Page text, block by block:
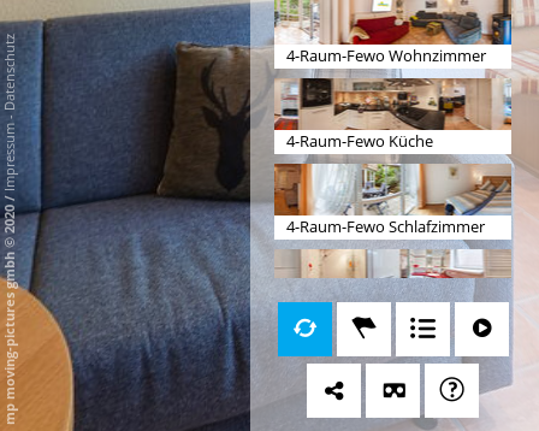
4-Raum-Fewo Wohnzimmer
4-Raum-Fewo Küche
4-Raum-Fewo Schlafzimmer
4-Raum-Fewo Badezimmer
3-Raum-Fewo Schlafz/Küche
mp moving-pictures gmbh © 2020
/
Impressum
-
Datenschutz